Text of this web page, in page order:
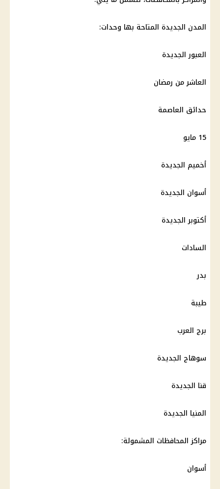
المدن الجديدة المتاحة بها وحدات:
العبور الجديدة
العاشر من رمضان
حدائق العاصمة
15 مايو
أخميم الجديدة
أسوان الجديدة
أكتوبر الجديدة
السادات
بدر
طيبة
برج العرب
سوهاج الجديدة
قنا الجديدة
المنيا الجديدة
مراكزالمحافظات المشمولة:
أسوان